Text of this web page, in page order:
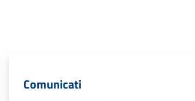
Comunicati